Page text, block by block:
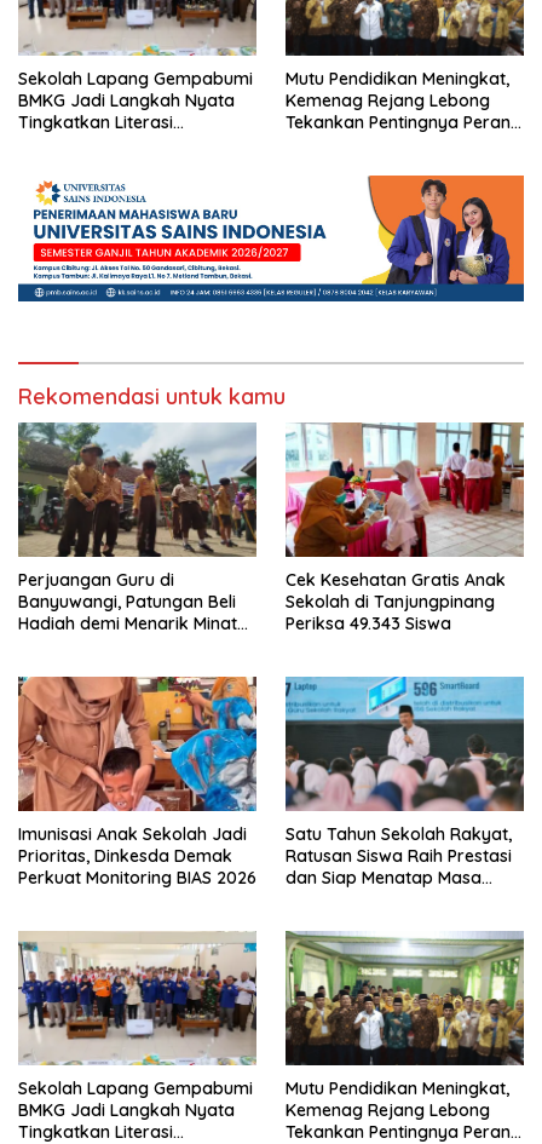
Sekolah Lapang Gempabumi
BMKG Jadi Langkah Nyata
Tingkatkan Literasi
Mutu Pendidikan Meningkat,
Kemenag Rejang Lebong
Tekankan Pentingnya Peran
Rekomendasi untuk kamu
Perjuangan Guru di
Banyuwangi, Patungan Beli
Hadiah demi Menarik Minat
Cek Kesehatan Gratis Anak
Sekolah di Tanjungpinang
Periksa 49.343 Siswa
Imunisasi Anak Sekolah Jadi
Prioritas, Dinkesda Demak
Perkuat Monitoring BIAS 2026
Satu Tahun Sekolah Rakyat,
Ratusan Siswa Raih Prestasi
dan Siap Menatap Masa
Sekolah Lapang Gempabumi
BMKG Jadi Langkah Nyata
Tingkatkan Literasi
Mutu Pendidikan Meningkat,
Kemenag Rejang Lebong
Tekankan Pentingnya Peran